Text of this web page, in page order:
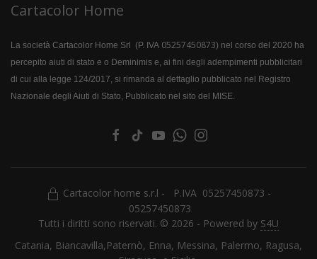
Cartacolor Home
La società Cartacolor Home Srl (P. IVA 05257450873) nel corso del 2020 ha
percepito aiuti di stato e o Deminimis e, ai fini degli adempimenti pubblicitari
di cui alla legge 124/2017, si rimanda al dettaglio pubblicato nel Registro
Nazionale degli Aiuti di Stato, Pubblicato nel sito del MISE.
Cartacolor home s.r.l - P.IVA 05257450873 -
05257450873
Tutti i diritti sono riservati. © 2026 - Powered by S4U
Catania, Biancavilla,Paternò, Enna, Messina, Palermo, Ragusa,